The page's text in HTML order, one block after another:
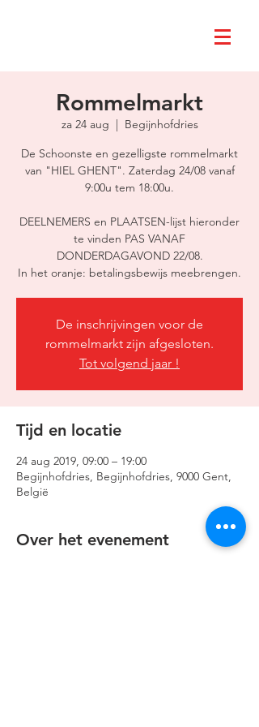
Rommelmarkt
za 24 aug
  |
Begijnhofdries
De Schoonste en gezelligste rommelmarkt
van "HIEL GHENT". Zaterdag 24/08 vanaf
9:00u tem 18:00u.
DEELNEMERS en PLAATSEN-lijst hieronder
te vinden PAS VANAF
DONDERDAGAVOND 22/08.
De inschrijvingen voor de
rommelmarkt zijn afgesloten.
Tot volgend jaar !
Tijd en locatie
24 aug 2019, 09:00 – 19:00
Begijnhofdries, Begijnhofdries, 9000 Gent,
België
Over het evenement